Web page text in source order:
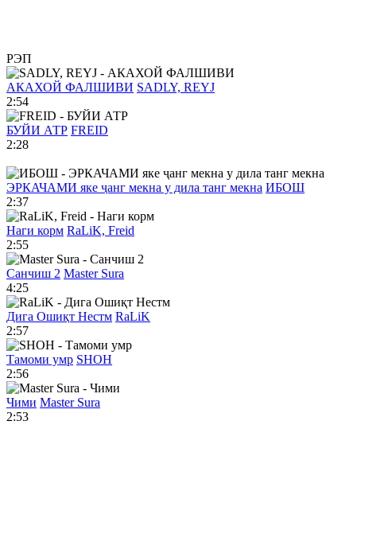
РЭП
АКАХОЙ ФАЛШИВИ SADLY, REYJ
2:54
БУЙИ АТР FREID
2:28
ЭРКАЧАМИ яке ҷанг мекна у дила танг мекна ИБОШ
2:37
Наги корм RaLiK, Freid
2:55
Санчиш 2 Master Sura
4:25
Дига Ошиқт Нестм RaLiK
2:57
Тамоми умр SHOH
2:56
Чими Master Sura
2:53